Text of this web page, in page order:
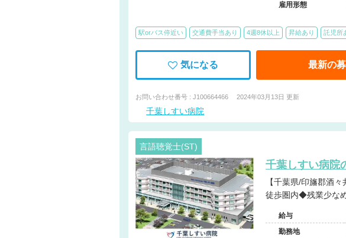
雇用形態
駅orバス停近い 交通費手当あり 4週8休以上 昇給あり 託児所
気になる 最新の
お問い合わせ番号 : J100664466 2024年03月13日 更新
千葉しすい病院
言語聴覚士(ST)
千葉しすい病院
【千葉県/印旛郡酒々井町】 2019年新築移転◆きれいな病院◆託児所あり◆住宅
徒歩圏内◆残業少な
給与
勤務地